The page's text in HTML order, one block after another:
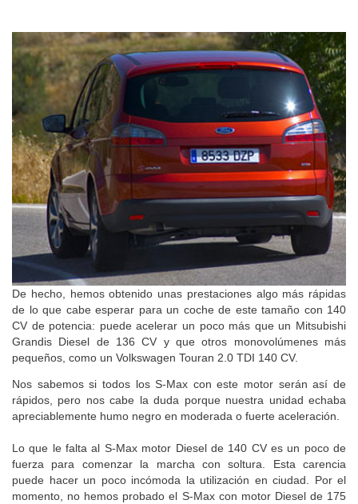
De hecho, hemos obtenido unas prestaciones algo más rápidas
de lo que cabe esperar para un coche de este tamaño con 140
CV de potencia: puede acelerar un poco más que un Mitsubishi
Grandis Diesel de 136 CV y que otros monovolúmenes más
pequeños, como un Volkswagen Touran 2.0 TDI 140 CV.
Nos sabemos si todos los S-Max con este motor serán así de
rápidos, pero nos cabe la duda porque nuestra unidad echaba
apreciablemente humo negro en moderada o fuerte aceleración.
Lo que le falta al S-Max motor Diesel de 140 CV es un poco de
fuerza para comenzar la marcha con soltura. Esta carencia
puede hacer un poco incómoda la utilización en ciudad. Por el
momento, no hemos probado el S-Max con motor Diesel de 175